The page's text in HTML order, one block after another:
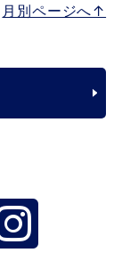
月別ページへ↑